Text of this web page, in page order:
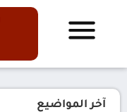
آخر المواضيع